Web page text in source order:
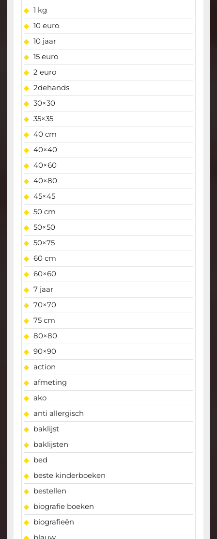
1 kg
10 euro
10 jaar
15 euro
2 euro
2dehands
30×30
35×35
40 cm
40×40
40×60
40×80
45×45
50 cm
50×50
50×75
60 cm
60×60
7 jaar
70×70
75 cm
80×80
90×90
action
afmeting
ako
anti allergisch
baklijst
baklijsten
bed
beste kinderboeken
bestellen
biografie boeken
biografieën